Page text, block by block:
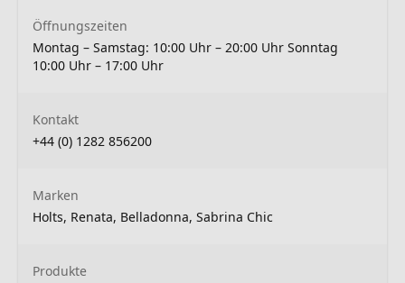
Öffnungszeiten
Montag – Samstag: 10:00 Uhr – 20:00 Uhr Sonntag
10:00 Uhr – 17:00 Uhr
Kontakt
+44 (0) 1282 856200
Marken
Holts, Renata, Belladonna, Sabrina Chic
Produkte